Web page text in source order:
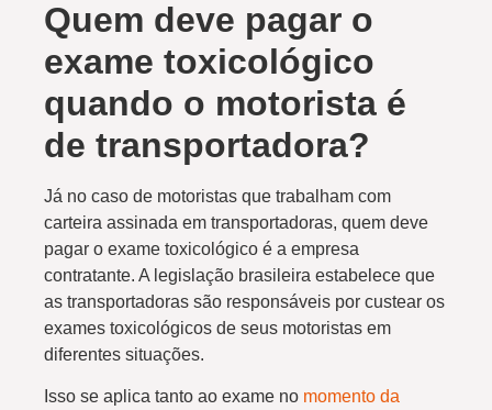
Quem deve pagar o
exame toxicológico
quando o motorista é
de transportadora?
Já no caso de motoristas que trabalham com
carteira assinada em transportadoras, quem deve
pagar o exame toxicológico é a empresa
contratante. A legislação brasileira estabelece que
as transportadoras são responsáveis por custear os
exames toxicológicos de seus motoristas em
diferentes situações.
Isso se aplica tanto ao exame no momento da